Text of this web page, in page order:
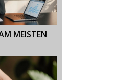
MEISTEN
2025